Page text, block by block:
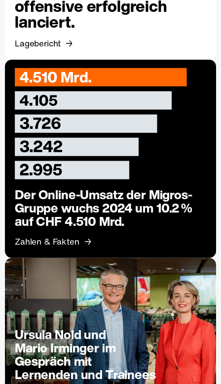
offensive erfolgreich
lanciert.
Lagebericht
Der Online-Umsatz der Migros-
Gruppe wuchs 2024 um 10.2 %
auf CHF 4.510 Mrd.
Zahlen & Fakten
Ursula Nold und
Mario Irminger im
Gespräch mit
Lernenden und Trainees